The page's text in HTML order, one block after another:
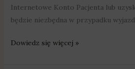
Internetowe Konto Pacjenta lub
będzie niezbędna w przypadku
Dowiedz się więcej »